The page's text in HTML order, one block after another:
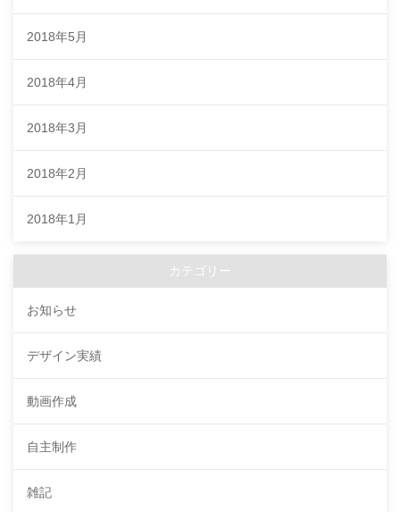
2018年5月
2018年4月
2018年3月
2018年2月
2018年1月
カテゴリー
お知らせ
デザイン実績
動画作成
自主制作
雑記